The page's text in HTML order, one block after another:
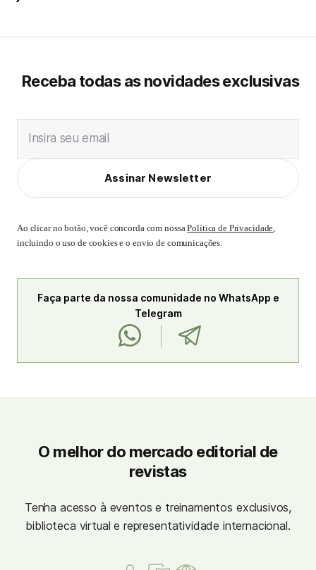
Receba todas as novidades exclusivas
Insira seu email
Assinar Newsletter
Ao clicar no botão, você concorda com nossaPolítica de Privacidade,
incluindo o uso de cookies e o envio de comunicações.
Faça parte da nossa comunidade no WhatsApp e
Telegram
O melhor do mercado editorial de
revistas
Tenha acesso à eventos e treinamentos exclusivos,
biblioteca virtual e representatividade internacional.